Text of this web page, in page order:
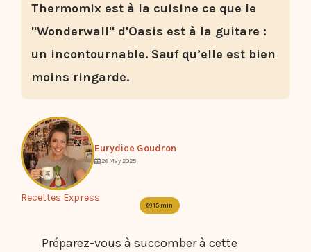
Thermomix est à la cuisine ce que le
"Wonderwall" d'Oasis est à la guitare :
un incontournable. Sauf qu’elle est bien
moins ringarde.
Eurydice Goudron
26 May 2025
15 min
Recettes Express
Préparez-vous à succomber à cette